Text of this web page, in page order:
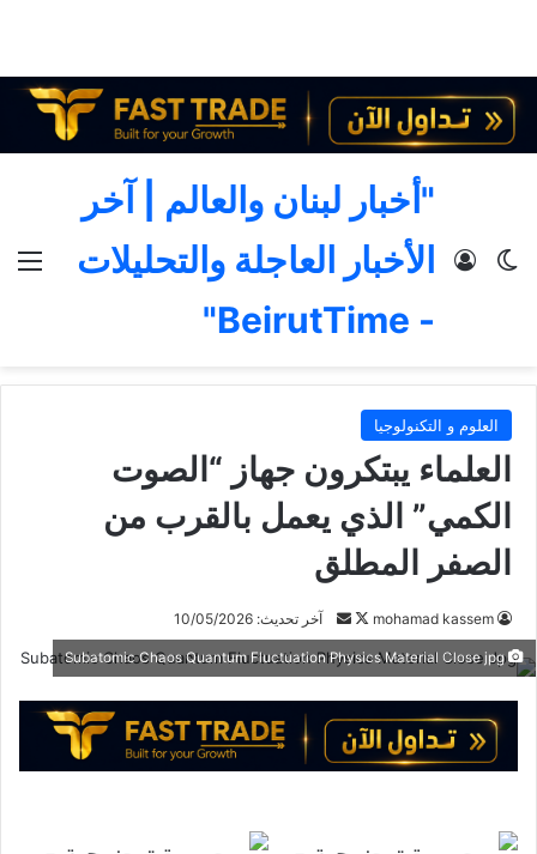
"أخبار لبنان والعالم | آخر
الأخبار العاجلة والتحليلات
- BeirutTime"
الوضع المظلم
تسجيل الدخول
العلوم و التكنولوجيا
العلماء يبتكرون جهاز “الصوت
الكمي” الذي يعمل بالقرب من
الصفر المطلق
mohamad kassem
تابع
على
X
أرسل
بريدا
إلكترونيا
آخر تحديث: 10/05/2026
Subatomic Chaos Quantum Fluctuation Physics Material Close jpg